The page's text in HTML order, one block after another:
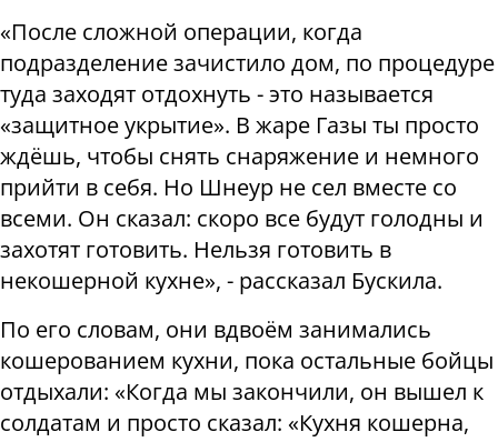
«После сложной операции, когда
подразделение зачистило дом, по процедуре
туда заходят отдохнуть - это называется
«защитное укрытие». В жаре Газы ты просто
ждёшь, чтобы снять снаряжение и немного
прийти в себя. Но Шнеур не сел вместе со
всеми. Он сказал: скоро все будут голодны и
захотят готовить. Нельзя готовить в
некошерной кухне», - рассказал Бускила.
По его словам, они вдвоём занимались
кошерованием кухни, пока остальные бойцы
отдыхали: «Когда мы закончили, он вышел к
солдатам и просто сказал: «Кухня кошерна,